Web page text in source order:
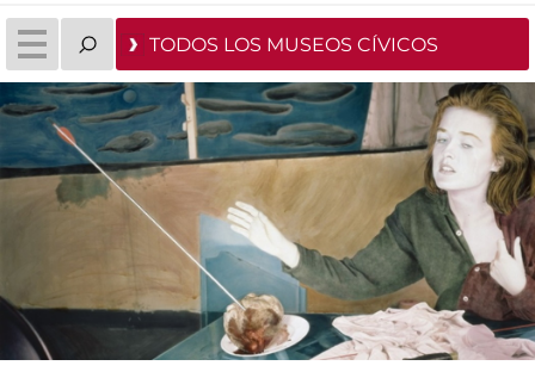
TODOS LOS MUSEOS CÍVICOS